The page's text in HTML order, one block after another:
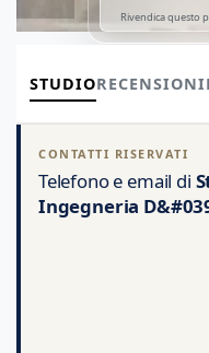
Rivendica questo
STUDIORECENSIONI
CONTATTI RISERVATI
Telefono e email di
Ingegneria